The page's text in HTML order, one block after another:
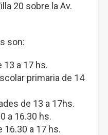
20 sobre la Av.
son:
13 a 17 hs.
primaria de 14
de 13 a 17hs.
a 16.30 hs.
16.30 a 17 hs.